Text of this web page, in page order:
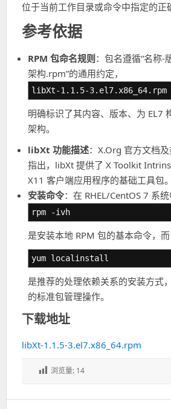
位于当前工作目录或命令中指定的正
参考依据
RPM 包命名规则 ：包名遵循“名称-
架构.rpm”的通用约定，
libXt-1.1.5-3.el7.x86_64.rpm
明确标识了其内容、版本、为 EL7
架构。
libXt 功能描述：X.Org 官方文档
指出，libXt 提供了 X Toolkit
X11 客户端应用程序的基础工具包。
安装命令：在 RHEL/CentOS 7 系统
rpm -ivh
是安装本地 RPM 包的基本命令，而
yum localinstall
是推荐的处理依赖关系的安装方式
的标准包管理操作。
下载地址
libXt-1.1.5-3.el7.x86_64.rpm
浏览量: 14